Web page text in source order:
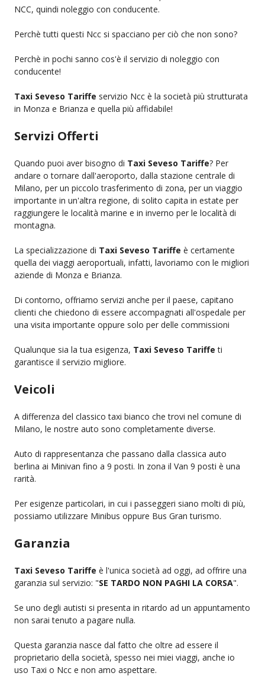
NCC, quindi noleggio con conducente.
Perchè tutti questi Ncc si spacciano per ciò che non sono?
Perchè in pochi sanno cos'è il servizio di noleggio con
conducente!
Taxi Seveso Tariffe servizio Ncc è la società più strutturata
in Monza e Brianza e quella più affidabile!
Servizi Offerti
Quando puoi aver bisogno di Taxi Seveso Tariffe? Per
andare o tornare dall'aeroporto, dalla stazione centrale di
Milano, per un piccolo trasferimento di zona, per un viaggio
importante in un'altra regione, di solito capita in estate per
raggiungere le località marine e in inverno per le località di
montagna.
La specializzazione di Taxi Seveso Tariffe è certamente
quella dei viaggi aeroportuali, infatti, lavoriamo con le migliori
aziende di Monza e Brianza.
Di contorno, offriamo servizi anche per il paese, capitano
clienti che chiedono di essere accompagnati all'ospedale per
una visita importante oppure solo per delle commissioni
Qualunque sia la tua esigenza, Taxi Seveso Tariffe ti
garantisce il servizio migliore.
Veicoli
A differenza del classico taxi bianco che trovi nel comune di
Milano, le nostre auto sono completamente diverse.
Auto di rappresentanza che passano dalla classica auto
berlina ai Minivan fino a 9 posti. In zona il Van 9 posti è una
rarità.
Per esigenze particolari, in cui i passeggeri siano molti di più,
possiamo utilizzare Minibus oppure Bus Gran turismo.
Garanzia
Taxi Seveso Tariffe è l'unica società ad oggi, ad offrire una
garanzia sul servizio: "SE TARDO NON PAGHI LA CORSA".
Se uno degli autisti si presenta in ritardo ad un appuntamento
non sarai tenuto a pagare nulla.
Questa garanzia nasce dal fatto che oltre ad essere il
proprietario della società, spesso nei miei viaggi, anche io
uso Taxi o Ncc e non amo aspettare.